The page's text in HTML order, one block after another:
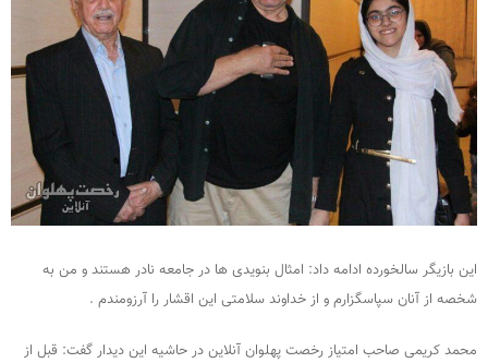
این بازیگر سالخورده ادامه داد: امثال بنویدی ها در جامعه نادر هستند و من به
شخصه از آنان سپاسگزارم و از خداوند سلامتی این اقشار را آرزومندم .
محمد کریمی صاحب امتیاز رخصت پهلوان آنلاین در حاشیه این دیدار گفت: قبل از